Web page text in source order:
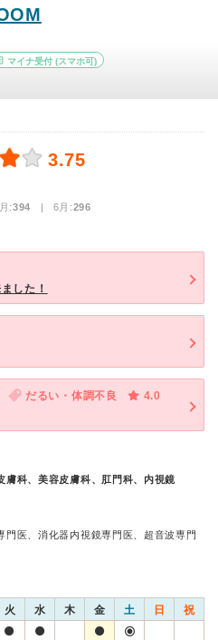
マイナ受付 (スマホ可)
3.75
:394 | 6月:296
した！
だるい・体調不良
4.0
膚科、美容皮膚科、肛門科、内視鏡
医、消化器内視鏡専門医、超音波専門
火 水 木 金 土 日 祝